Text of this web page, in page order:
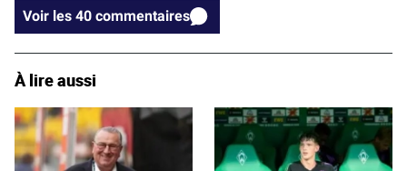
Voir les 40 commentaires
À lire aussi